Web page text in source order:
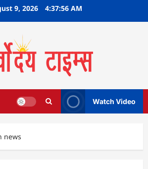
9, 2026 4:37:57 AM
Watch Video
news